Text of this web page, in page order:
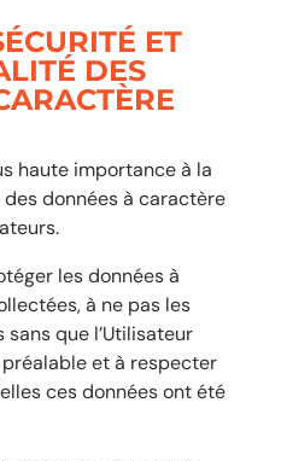
ET
DES
haute importance à la
données à caractère
les données à
à ne pas les
que l’Utilisateur
préalable et à respecter
ces données ont été